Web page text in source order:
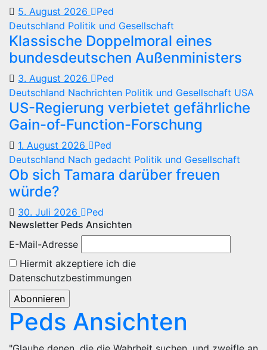
5. August 2026
Ped
Deutschland Politik und Gesellschaft
Klassische Doppelmoral eines
bundesdeutschen Außenministers
3. August 2026
Ped
Deutschland Nachrichten Politik und Gesellschaft USA
US-Regierung verbietet gefährliche
Gain-of-Function-Forschung
1. August 2026
Ped
Deutschland Nach gedacht Politik und Gesellschaft
Ob sich Tamara darüber freuen
würde?
30. Juli 2026
Ped
Newsletter Peds Ansichten
E-Mail-Adresse
Hiermit akzeptiere ich die
Datenschutzbestimmungen
Peds Ansichten